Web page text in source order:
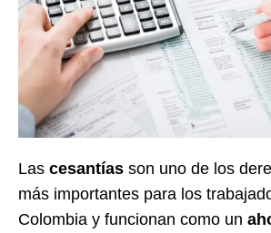
Las cesantías son uno de los
más importantes para los
Colombia y funcionan como un